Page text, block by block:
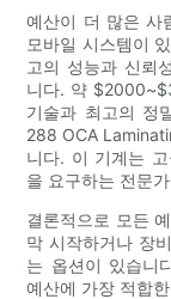
예산이 더 많은 사
모바일 시스템이
고의 성능과 신뢰
니다. 약
기술과 최고의 정
288 OCA
니다. 이 기계는
을 요구하는 전문
결론적으로 모든
막 시작하거나 장
는 옵션이 있습니
예산에 가장 적합